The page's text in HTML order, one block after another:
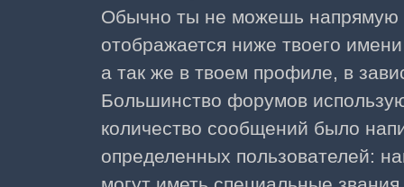
Обычно ты не можешь напрямую
отображается ниже твоего
а так же в твоем профиле, в
Большинство форумов
количество сообщений было
определенных пользователей: